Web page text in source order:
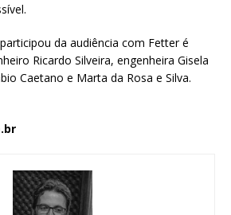
da audiência com Fetter é
Ricardo Silveira, engenheira Gisela
Caetano e Marta da Rosa e Silva.